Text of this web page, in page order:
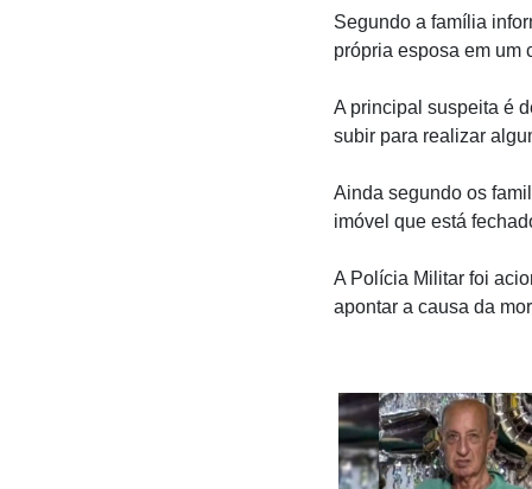
Segundo a família
própria esposa em um
A principal suspeita é
subir para realizar
Ainda segundo os
imóvel que está
A Polícia Militar foi
apontar a causa da